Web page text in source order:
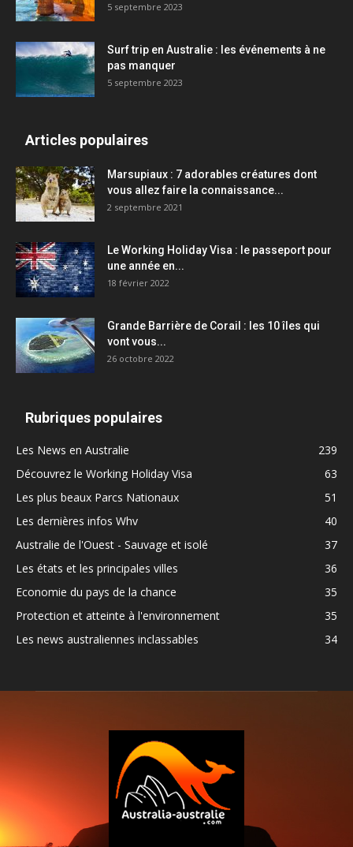
5 septembre 2023
Surf trip en Australie : les événements à ne
pas manquer
5 septembre 2023
Articles populaires
Marsupiaux : 7 adorables créatures dont
vous allez faire la connaissance...
2 septembre 2021
Le Working Holiday Visa : le passeport pour
une année en...
18 février 2022
Grande Barrière de Corail : les 10 îles qui
vont vous...
26 octobre 2022
Rubriques populaires
Les News en Australie
239
Découvrez le Working Holiday Visa
63
Les plus beaux Parcs Nationaux
51
Les dernières infos Whv
40
Australie de l'Ouest - Sauvage et isolé
37
Les états et les principales villes
36
Economie du pays de la chance
35
Protection et atteinte à l'environnement
35
Les news australiennes inclassables
34